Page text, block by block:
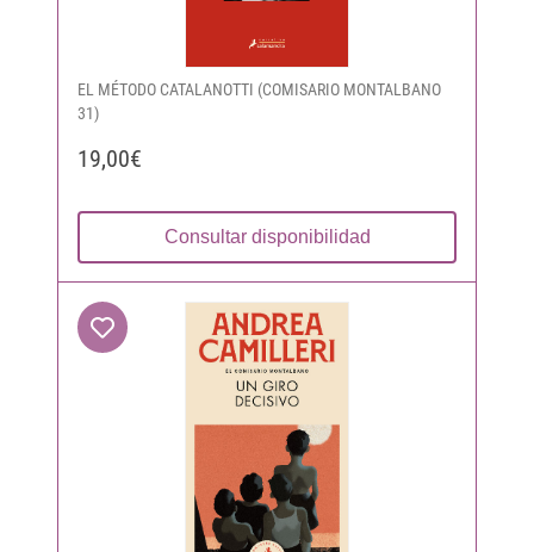
EL MÉTODO CATALANOTTI (COMISARIO MONTALBANO
31)
19,00€
Consultar disponibilidad